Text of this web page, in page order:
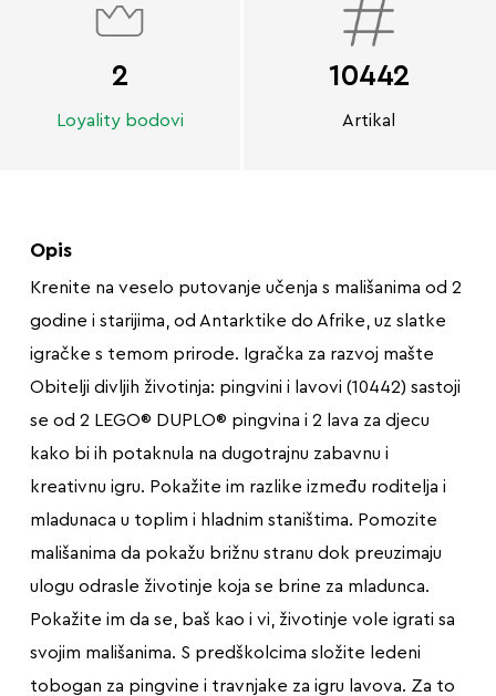
2
Loyality bodovi
10442
Artikal
Opis
Krenite na veselo putovanje učenja s mališanima od 2
godine i starijima, od Antarktike do Afrike, uz slatke
igračke s temom prirode. Igračka za razvoj mašte
Obitelji divljih životinja: pingvini i lavovi (10442) sastoji
se od 2 LEGO® DUPLO® pingvina i 2 lava za djecu
kako bi ih potaknula na dugotrajnu zabavnu i
kreativnu igru. Pokažite im razlike između roditelja i
mladunaca u toplim i hladnim staništima. Pomozite
mališanima da pokažu brižnu stranu dok preuzimaju
ulogu odrasle životinje koja se brine za mladunca.
Pokažite im da se, baš kao i vi, životinje vole igrati sa
svojim mališanima. S predškolcima složite ledeni
tobogan za pingvine i travnjake za igru lavova. Za to